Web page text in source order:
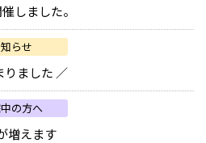
しました。
らせ
ました ／
の方へ
増えます